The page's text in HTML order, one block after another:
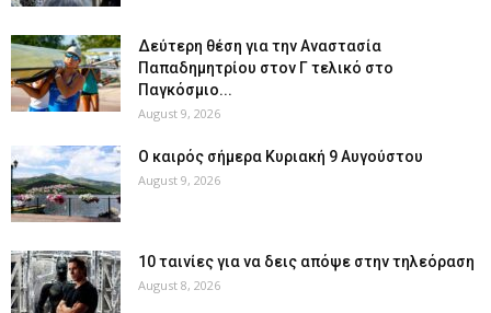
Δεύτερη θέση για την Αναστασία
Παπαδημητρίου στον Γ τελικό στο
Παγκόσμιο...
August 9, 2026
Ο καιρός σήμερα Κυριακή 9 Αυγούστου
August 9, 2026
10 ταινίες για να δεις απόψε στην τηλεόραση
August 8, 2026